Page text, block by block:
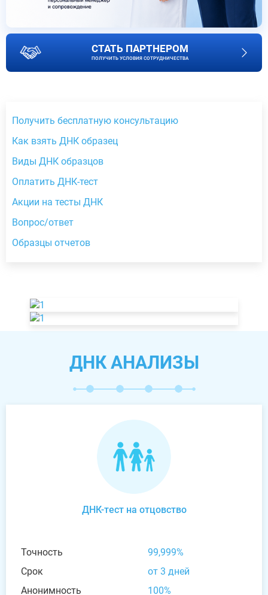
СТАТЬ ПАРТНЕРОМ
ПОЛУЧИТЬ УСЛОВИЯ СОТРУДНИЧЕСТВА
Получить бесплатную консультацию
Как взять ДНК образец
Виды ДНК образцов
Оплатить ДНК-тест
Акции на тесты ДНК
Вопрос/ответ
Образцы отчетов
ДНК АНАЛИЗЫ
ДНК-тест на отцовство
Точность
99,999%
Срок
от 3 дней
Анонимность
100%